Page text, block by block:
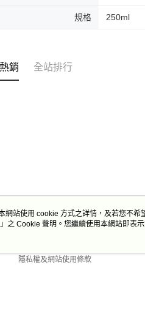
規格 250ml
銷 全站排行
關於我們
隱私權及網站使用條款
網站使用 cookie 方式之詳情，及若您不
」之 Cookie 聲明。您繼續使用本網站即表